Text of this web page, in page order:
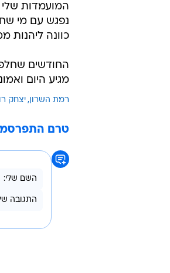
המועמדות שלי
נפגש עם מי
כוונה ליהנות
החודשים
מגיע היום
רמת השרון יצחק
טרם